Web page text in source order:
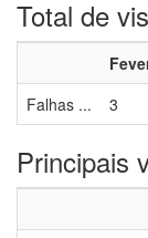
Total de
Falhas ...
3
Principais